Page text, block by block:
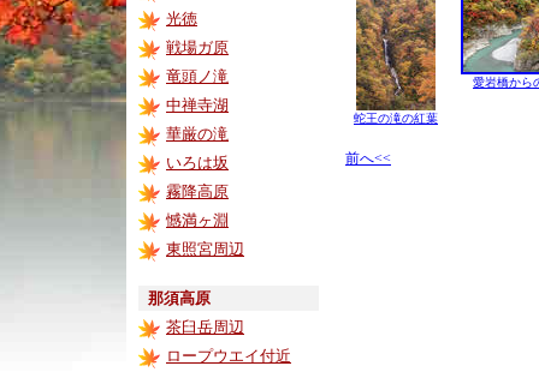
光徳
戦場ガ原
竜頭ノ滝
中禅寺湖
華厳の滝
いろは坂
霧降高原
憾満ヶ淵
東照宮周辺
那須高原
茶臼岳周辺
ロープウエイ付近
蛇王の滝の紅葉
愛岩橋から
前へ<<